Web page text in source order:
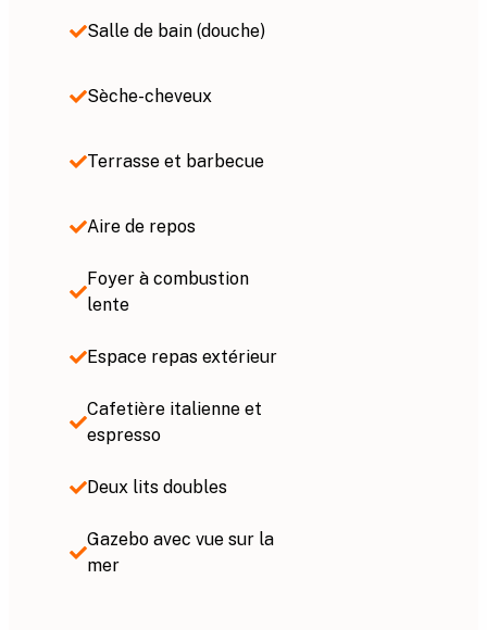
Salle de bain (douche)
Sèche-cheveux
Terrasse et barbecue
Aire de repos
Foyer à combustion
lente
Espace repas extérieur
Cafetière italienne et
espresso
Deux lits doubles
Gazebo avec vue sur la
mer